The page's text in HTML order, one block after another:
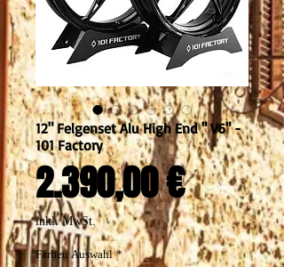
12" Felgenset Alu High End " V6" -
101 Factory
2.390,00 €Preis
inkl. MwSt.
Farben Auswahl *